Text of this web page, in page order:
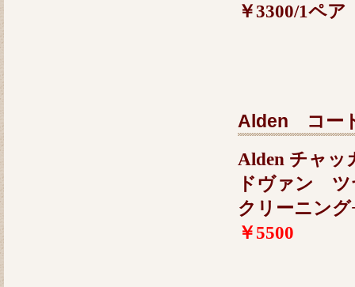
￥3300/1ペア
Alden コー
Alden チャ
ドヴァン
クリーニン
￥5500